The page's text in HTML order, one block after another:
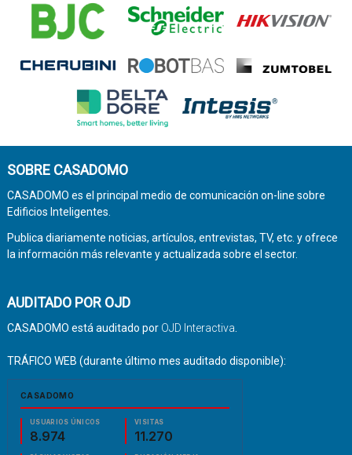
SOBRE CASADOMO
CASADOMO es el principal medio de comunicación on-line sobre
Edificios Inteligentes.
Publica diariamente noticias, artículos, entrevistas, TV, etc. y ofrece
la información más relevante y actualizada sobre el sector.
AUDITADO POR OJD
CASADOMO está auditado por OJD Interactiva.
TRÁFICO WEB (durante último mes auditado disponible):